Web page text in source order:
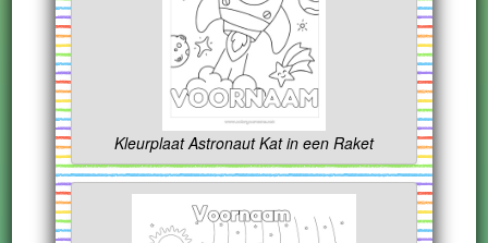
Kleurplaat Astronaut Kat in een Raket